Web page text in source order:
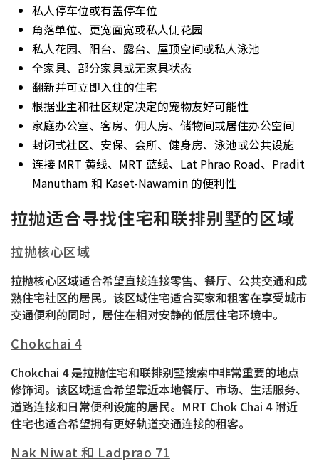
私人停车位或有盖停车位
角落单位、更宽面宽或私人侧花园
私人花园、阳台、露台、屋顶空间或私人泳池
全家具、部分家具或无家具状态
翻新并可立即入住的住宅
根据业主和社区规定决定的宠物友好可能性
家庭办公室、客房、佣人房、储物间或居住办公空间
封闭式社区、安保、会所、健身房、泳池或公共设施
连接 MRT 黄线、MRT 蓝线、Lat Phrao Road、Pradit
Manutham 和 Kaset-Nawamin 的便利性
拉抛适合寻找住宅和联排别墅的区域
拉抛核心区域
拉抛核心区域适合希望直接连接零售、餐厅、公共交通和成
熟住宅社区的居民。该区域住宅适合买家和租客在享受城市
交通便利的同时，居住在相对安静的低层住宅环境中。
Chokchai 4
Chokchai 4 是拉抛住宅和联排别墅搜索中非常重要的地点
修饰词。该区域适合希望靠近本地餐厅、市场、生活服务、
道路连接和日常便利设施的居民。MRT Chok Chai 4 附近
住宅也适合希望拥有更好轨道交通连接的租客。
Nak Niwat 和 Ladprao 71